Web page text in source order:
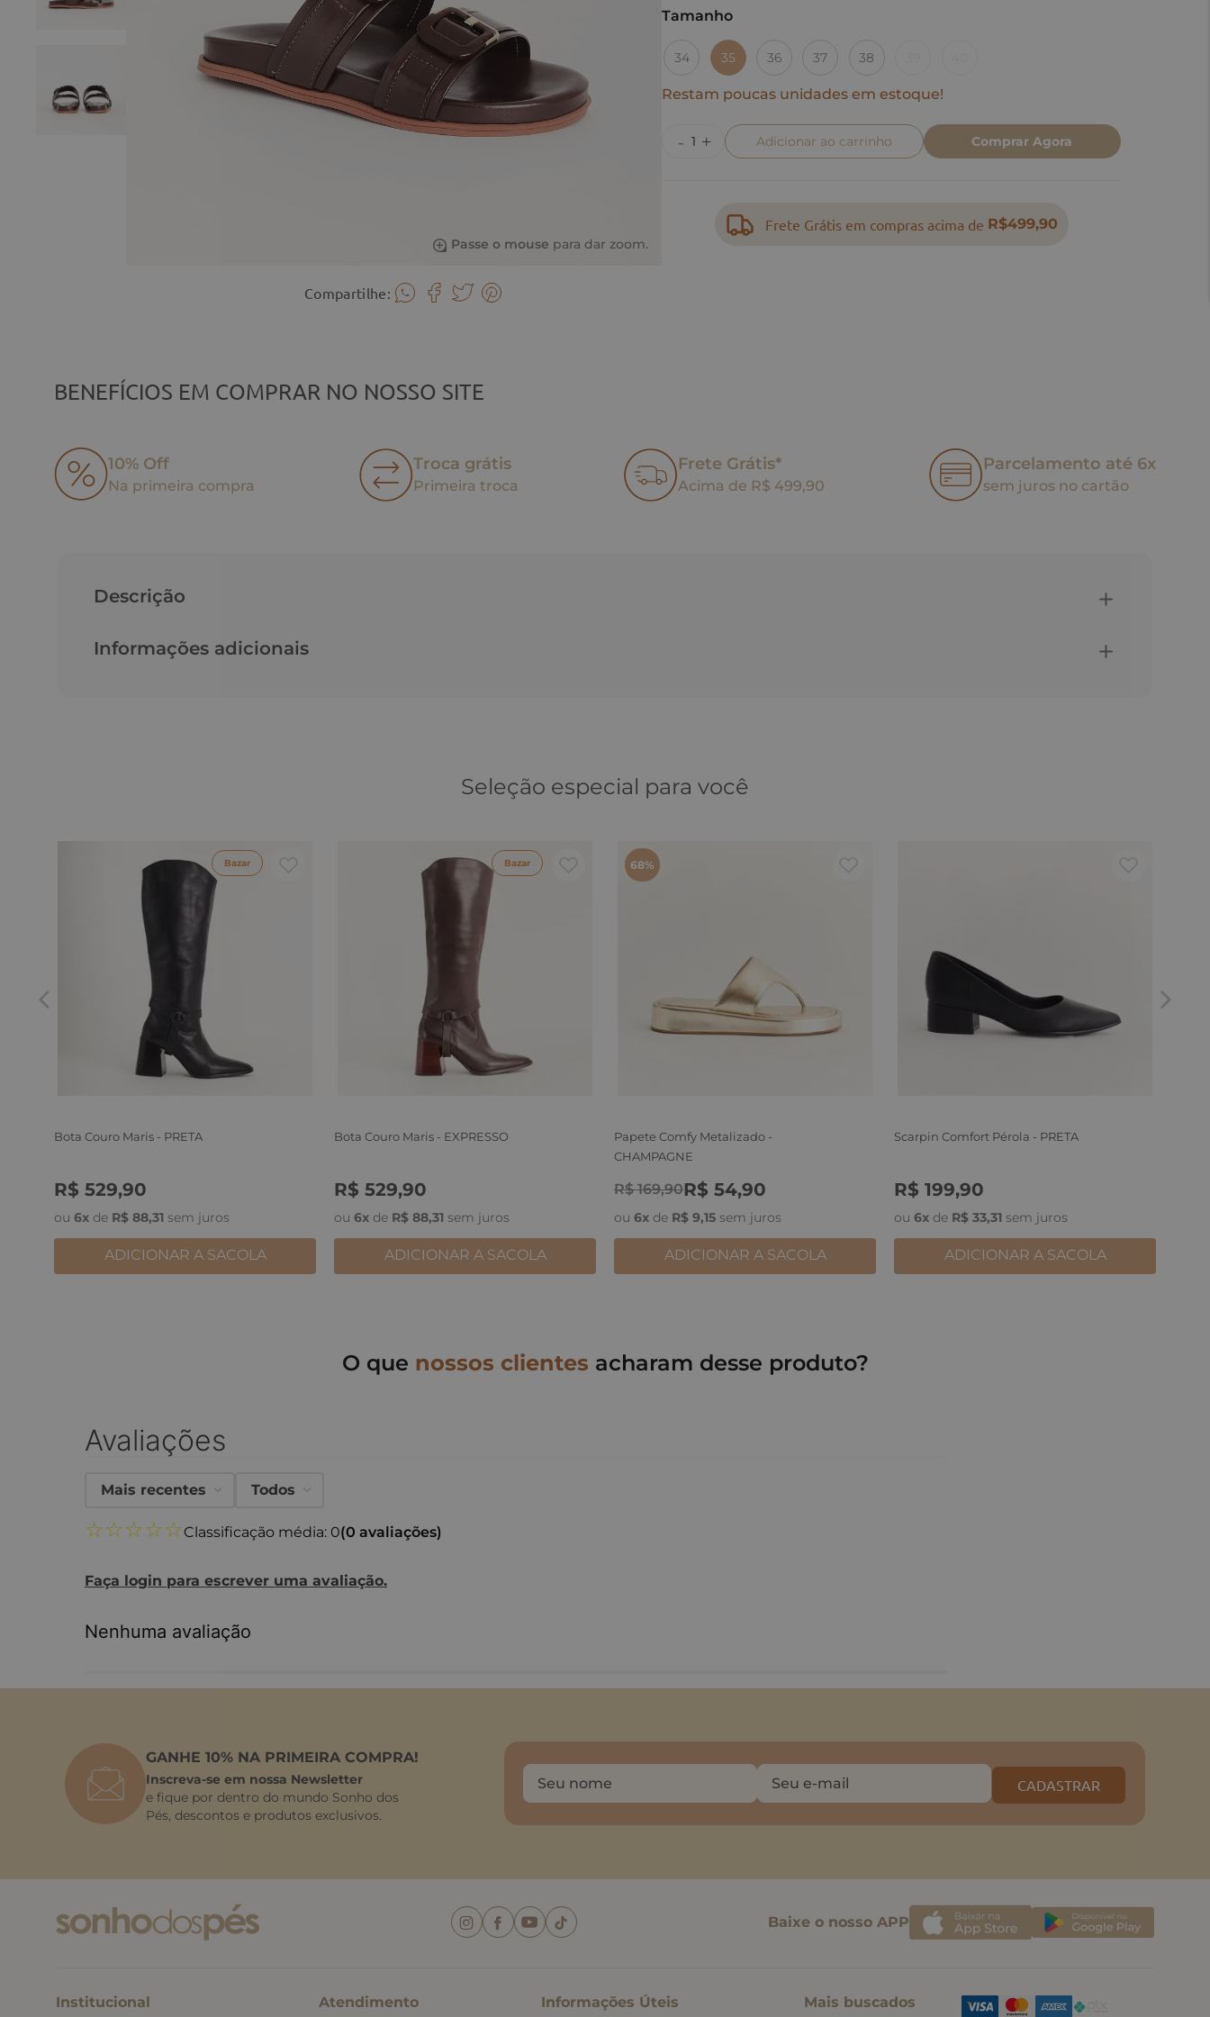
Passe o mouse para dar zoom.
Compartilhe:
Tamanho
34 35 36 37 38
Restam poucas unidades em estoque!
Adicionar ao carrinho Comprar Agora
Frete Grátis em compras acima de R$499,90
BENEFÍCIOS EM COMPRAR NO NOSSO SITE
10% Off
Na primeira compra
Troca grátis
Primeira troca
Frete Grátis*
Acima de R$ 499,90
Parcelamento até 6x
sem juros no cartão
Descrição
Informações adicionais
Seleção especial para você
Bazar
Bota Couro Maris - PRETA
R$ 529,90
ou 6x de R$ 88,31 sem juros
36
ADICIONAR A SACOLA
Bazar
Bota Couro Maris - EXPRESSO
R$ 529,90
ou 6x de R$ 88,31 sem juros
36
ADICIONAR A SACOLA
68%
Papete Comfy Metalizado -
CHAMPAGNE
R$ 169,90R$ 54,90
ou 6x de R$ 9,15 sem juros
ADICIONAR A SACOLA
Scarpin Comfort Pérola - PRETA
R$ 199,90
ou 6x de R$ 33,31 sem juros
36
ADICIONAR A SACOLA
O que nossos clientes acharam desse produto?
Avaliações
☆☆☆☆☆Classificação média: 0(0 avaliações)
Faça login para escrever uma avaliação.
Mais recentes Todos
Nenhuma avaliação
GANHE 10% NA PRIMEIRA COMPRA!
Inscreva-se em nossa Newsletter
e fique por dentro do mundo Sonho dos
Pés, descontos e produtos exclusivos.
CADASTRAR
Baixe o nosso APP
Institucional Atendimento Informações Úteis Mais buscados